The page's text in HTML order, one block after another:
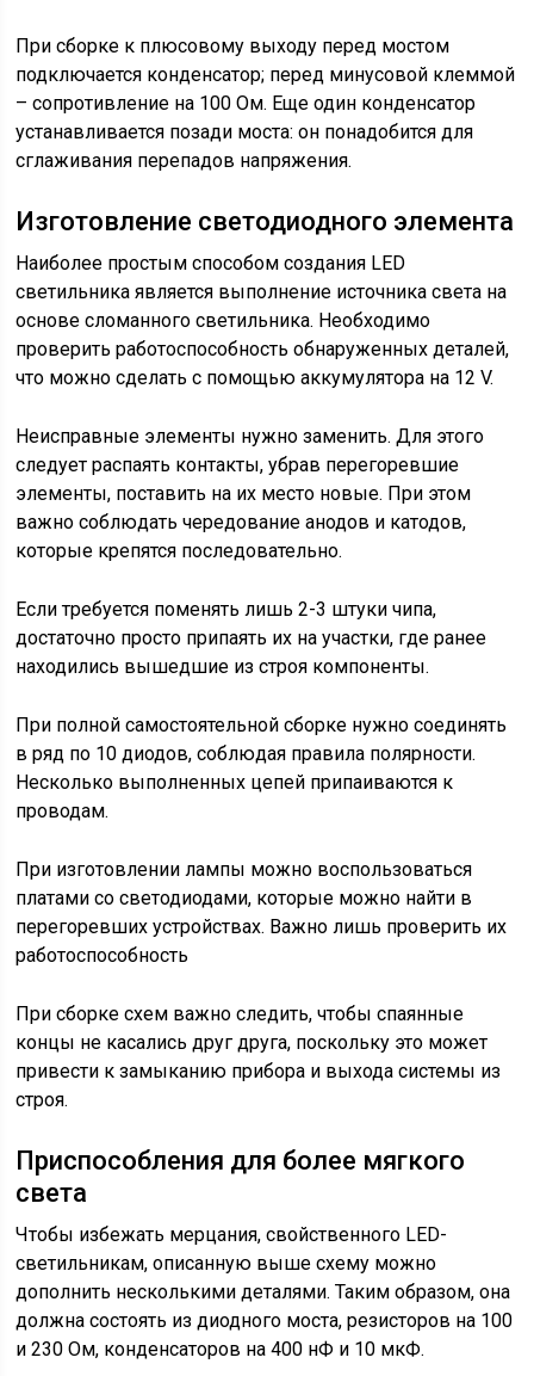
При сборке к плюсовому выходу перед мостом
подключается конденсатор; перед минусовой клеммой
– сопротивление на 100 Ом. Еще один конденсатор
устанавливается позади моста: он понадобится для
сглаживания перепадов напряжения.
Изготовление светодиодного элемента
Наиболее простым способом создания LED
светильника является выполнение источника света на
основе сломанного светильника. Необходимо
проверить работоспособность обнаруженных деталей,
что можно сделать с помощью аккумулятора на 12 V.
Неисправные элементы нужно заменить. Для этого
следует распаять контакты, убрав перегоревшие
элементы, поставить на их место новые. При этом
важно соблюдать чередование анодов и катодов,
которые крепятся последовательно.
Если требуется поменять лишь 2-3 штуки чипа,
достаточно просто припаять их на участки, где ранее
находились вышедшие из строя компоненты.
При полной самостоятельной сборке нужно соединять
в ряд по 10 диодов, соблюдая правила полярности.
Несколько выполненных цепей припаиваются к
проводам.
При изготовлении лампы можно воспользоваться
платами со светодиодами, которые можно найти в
перегоревших устройствах. Важно лишь проверить их
работоспособность
При сборке схем важно следить, чтобы спаянные
концы не касались друг друга, поскольку это может
привести к замыканию прибора и выхода системы из
строя.
Приспособления для более мягкого
света
Чтобы избежать мерцания, свойственного LED-
светильникам, описанную выше схему можно
дополнить несколькими деталями. Таким образом, она
должна состоять из диодного моста, резисторов на 100
и 230 Ом, конденсаторов на 400 нФ и 10 мкФ.